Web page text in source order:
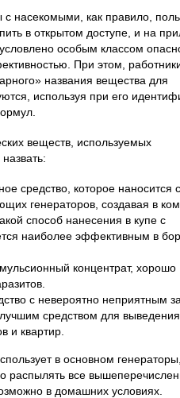
насекомыми, как правило,
в открытом доступе, и на
особым классом
При этом,
названия вещества для
используя при его
веществ, используемых
средство, которое наносится с
генераторов, создавая в
способ нанесения в купе с
наиболее эффективным в
концентрат, хорошо
с невероятно неприятным
средством для выведения
и квартир.
в основном
распылять все
в домашних условиях.